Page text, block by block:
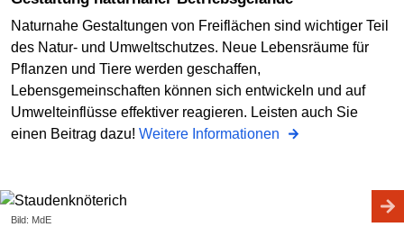
Naturnahe Gestaltungen von Freiflächen sind wichtiger Teil
des Natur- und Umweltschutzes. Neue Lebensräume für
Pflanzen und Tiere werden geschaffen,
Lebensgemeinschaften können sich entwickeln und auf
Umwelteinflüsse effektiver reagieren. Leisten auch Sie
einen Beitrag dazu! Weitere Informationen
Bild: MdE